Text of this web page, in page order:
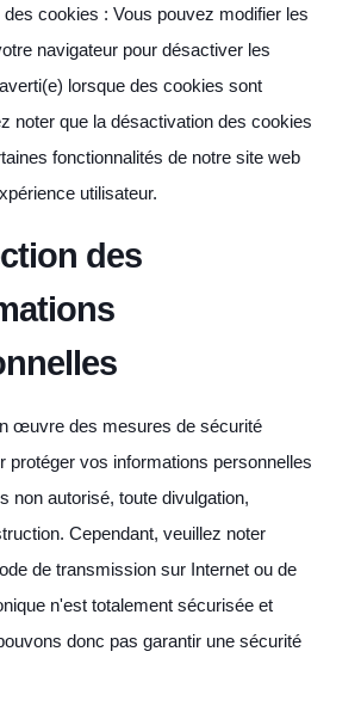
cookies : Vous pouvez modifier les
navigateur pour désactiver les
lorsque des cookies sont
noter que la désactivation des cookies
fonctionnalités de notre site web
utilisateur.
des
œuvre des mesures de sécurité
protéger vos informations personnelles
non autorisé, toute divulgation,
Cependant, veuillez noter
de transmission sur Internet ou de
n'est totalement sécurisée et
donc pas garantir une sécurité